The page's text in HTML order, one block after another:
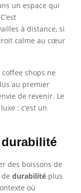
un espace qui
à distance, si
calme au cœur
shops ne
au premier
de revenir. Le
: c’est un
durabilité
des boissons de
durabilité plus
où